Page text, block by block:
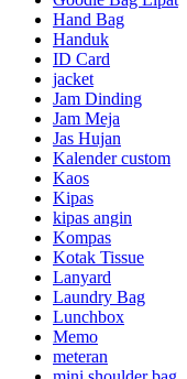
Hand Bag
Handuk
ID Card
jacket
Jam Dinding
Jam Meja
Jas Hujan
Kalender custom
Kaos
Kipas
kipas angin
Kompas
Kotak Tissue
Lanyard
Laundry Bag
Lunchbox
Memo
meteran